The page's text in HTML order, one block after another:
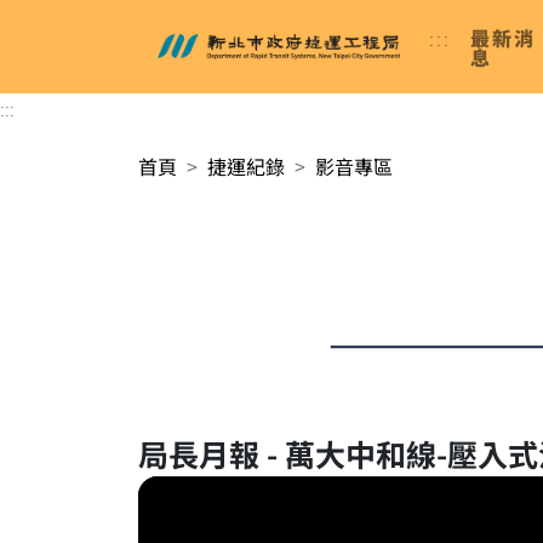
新北市政府捷運工程局
::: 最新消
息
:::
首頁
捷運紀錄 影音專區
局長月報 - 萬大中和線-壓入